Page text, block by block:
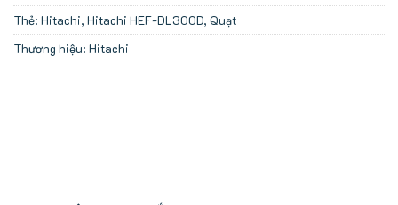
Thẻ: Hitachi, Hitachi HEF-DL300D, Quạt
Thương hiệu: Hitachi